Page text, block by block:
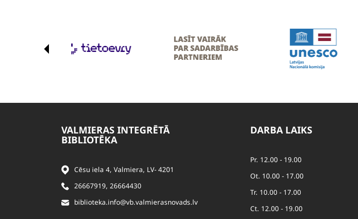
VALMIERAS INTEGRĒTĀ
BIBLIOTĒKA
Cēsu iela 4, Valmiera, LV- 4201
26667919, 26664430
biblioteka.info@vb.valmierasnovads.lv
DARBA LAIKS
Pr. 12.00 - 19.00
Ot. 10.00 - 17.00
Tr. 10.00 - 17.00
Ct. 12.00 - 19.00